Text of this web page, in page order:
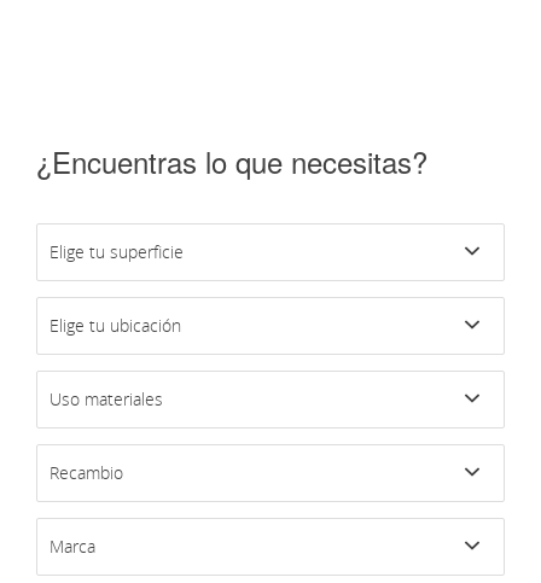
¿Encuentras lo que necesitas?
Elige tu superficie
Elige tu ubicación
Uso materiales
Recambio
Marca